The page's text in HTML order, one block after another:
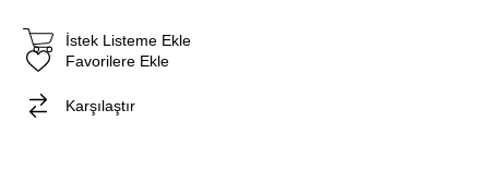
Favorilere Ekle
İstek Listeme Ekle
Karşılaştır